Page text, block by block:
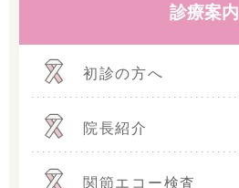
診療案内
初診の方へ
院長紹介
関節エコー検査